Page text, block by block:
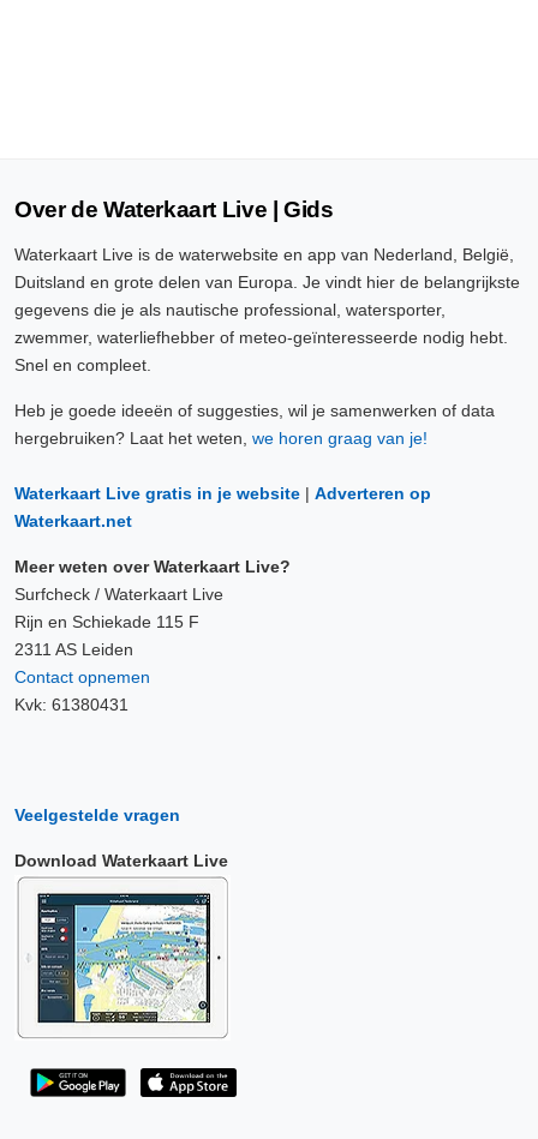
Over de Waterkaart Live | Gids
Waterkaart Live is de waterwebsite en app van Nederland, België,
Duitsland en grote delen van Europa. Je vindt hier de belangrijkste
gegevens die je als nautische professional, watersporter,
zwemmer, waterliefhebber of meteo-geïnteresseerde nodig hebt.
Snel en compleet.
Heb je goede ideeën of suggesties, wil je samenwerken of data
hergebruiken? Laat het weten, we horen graag van je!
Waterkaart Live gratis in je website | Adverteren op
Waterkaart.net
Meer weten over Waterkaart Live?
Surfcheck / Waterkaart Live
Rijn en Schiekade 115 F
2311 AS Leiden
Contact opnemen
Kvk: 61380431
Veelgestelde vragen
Download Waterkaart Live